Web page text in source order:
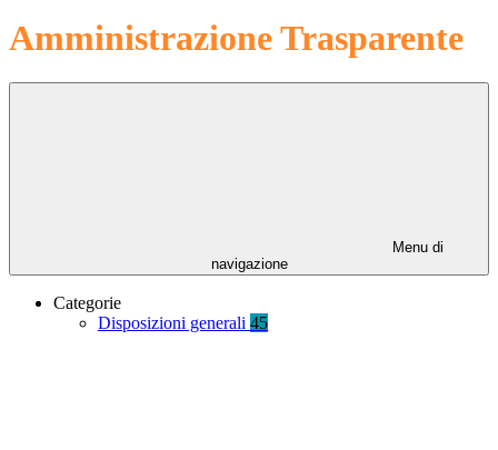
Amministrazione Trasparente
Menu di
navigazione
Categorie
Disposizioni generali 45